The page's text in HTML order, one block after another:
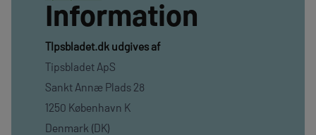
Information
TIpsbladet.dk udgives af
Tipsbladet ApS
Sankt Annæ Plads 28
1250 København K
Denmark (DK)